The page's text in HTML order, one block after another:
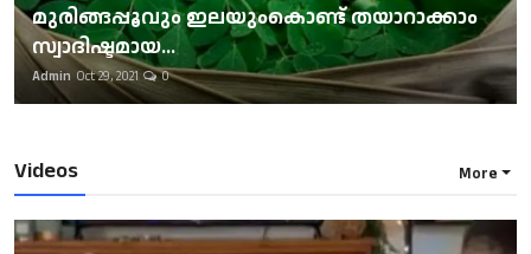
മുരിങ്ങപ്പൂവും ഇലയുംകൊണ്ട് തയാറാക്കാം
സ്വാദിഷ്ടമായ...
Admin Oct 29, 2021 0
Videos More